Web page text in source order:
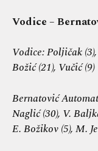
Vodice –
Vodice: Poljičak
Božić (21), Vučić (9)
Bernatović
Naglić (30), V.
E. Božikov (5), M.